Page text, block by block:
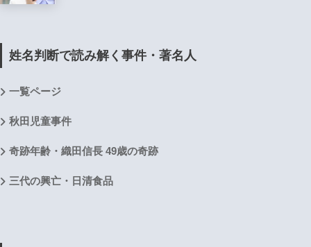
姓名判断で読み解く事件・著名人
一覧ページ
秋田児童事件
奇跡年齢・織田信長 49歳の奇跡
三代の興亡・日清食品